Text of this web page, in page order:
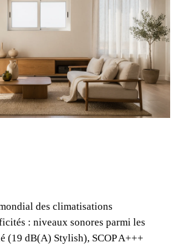
des climatisations
: niveaux sonores parmi les
(19 dB(A) Stylish), SCOP A+++